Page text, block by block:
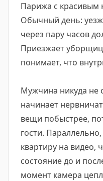
Парижа с красивым
Обычный день:
через пару часов
Приезжает
понимает, что
Мужчина никуда не
начинает
вещи побыстрее,
гости.
квартиру на видео,
состояние до и
момент камера